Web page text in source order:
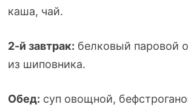
каша, чай.
2-й завтрак: белковый паровой
из шиповника.
Обед: суп овощной,